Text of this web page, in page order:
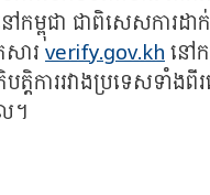
កម្ពុជា ជាពិសេសការដាក់
សារverify.gov.khនៅ
តិការរវាងប្រទេសទាំងពី
។